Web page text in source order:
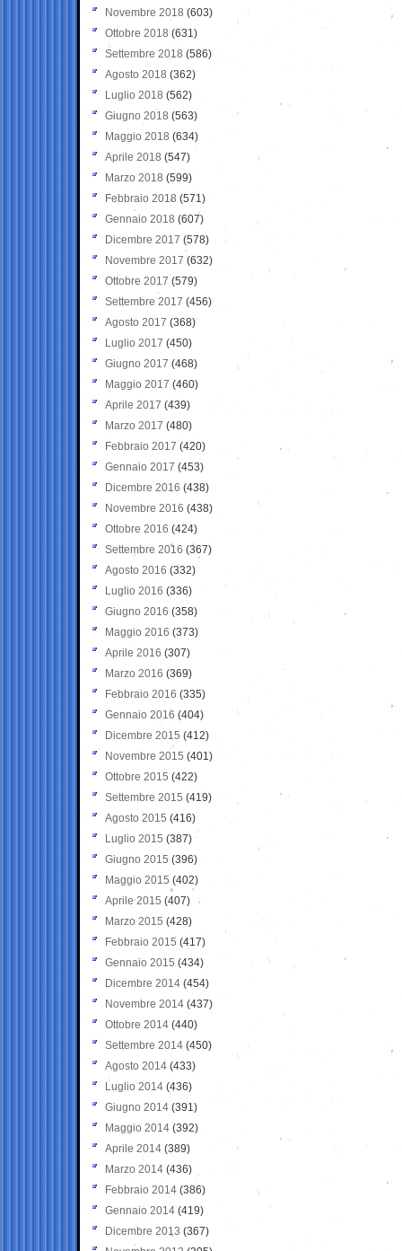
Novembre 2018 (603)
Ottobre 2018 (631)
Settembre 2018 (586)
Agosto 2018 (362)
Luglio 2018 (562)
Giugno 2018 (563)
Maggio 2018 (634)
Aprile 2018 (547)
Marzo 2018 (599)
Febbraio 2018 (571)
Gennaio 2018 (607)
Dicembre 2017 (578)
Novembre 2017 (632)
Ottobre 2017 (579)
Settembre 2017 (456)
Agosto 2017 (368)
Luglio 2017 (450)
Giugno 2017 (468)
Maggio 2017 (460)
Aprile 2017 (439)
Marzo 2017 (480)
Febbraio 2017 (420)
Gennaio 2017 (453)
Dicembre 2016 (438)
Novembre 2016 (438)
Ottobre 2016 (424)
Settembre 2016 (367)
Agosto 2016 (332)
Luglio 2016 (336)
Giugno 2016 (358)
Maggio 2016 (373)
Aprile 2016 (307)
Marzo 2016 (369)
Febbraio 2016 (335)
Gennaio 2016 (404)
Dicembre 2015 (412)
Novembre 2015 (401)
Ottobre 2015 (422)
Settembre 2015 (419)
Agosto 2015 (416)
Luglio 2015 (387)
Giugno 2015 (396)
Maggio 2015 (402)
Aprile 2015 (407)
Marzo 2015 (428)
Febbraio 2015 (417)
Gennaio 2015 (434)
Dicembre 2014 (454)
Novembre 2014 (437)
Ottobre 2014 (440)
Settembre 2014 (450)
Agosto 2014 (433)
Luglio 2014 (436)
Giugno 2014 (391)
Maggio 2014 (392)
Aprile 2014 (389)
Marzo 2014 (436)
Febbraio 2014 (386)
Gennaio 2014 (419)
Dicembre 2013 (367)